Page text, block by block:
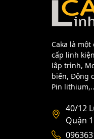
Caka là
cấp linh
lập trình,
biến, Động
Pin
40/12
Quận